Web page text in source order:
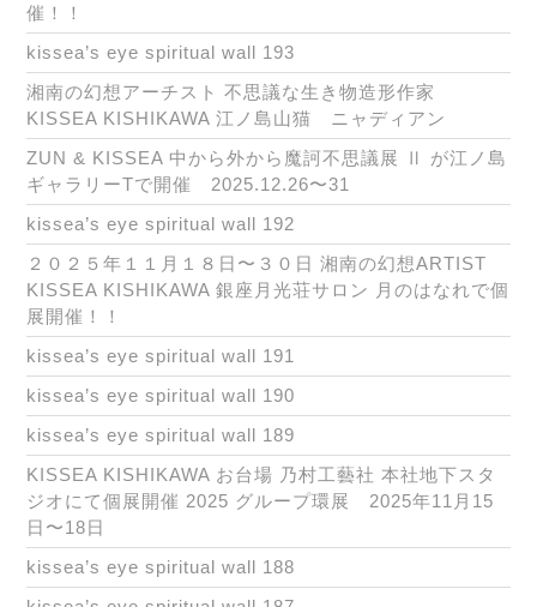
催！！
kissea’s eye spiritual wall 193
湘南の幻想アーチスト 不思議な生き物造形作家
KISSEA KISHIKAWA 江ノ島山猫 ニャディアン
ZUN & KISSEA 中から外から魔訶不思議展 Ⅱ が江ノ島
ギャラリーTで開催 2025.12.26〜31
kissea’s eye spiritual wall 192
２０２５年１１月１８日〜３０日 湘南の幻想ARTIST
KISSEA KISHIKAWA 銀座月光荘サロン 月のはなれで個
展開催！！
kissea’s eye spiritual wall 191
kissea’s eye spiritual wall 190
kissea’s eye spiritual wall 189
KISSEA KISHIKAWA お台場 乃村工藝社 本社地下スタ
ジオにて個展開催 2025 グループ環展 2025年11月15
日〜18日
kissea’s eye spiritual wall 188